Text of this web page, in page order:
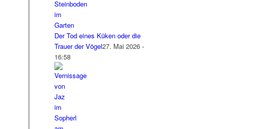
Der Tod eines Küken oder die
Trauer der Vögel27. Mai 2026 -
16:58